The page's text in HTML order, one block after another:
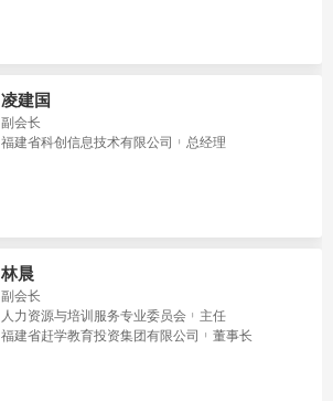
凌建国
副会长
福建省科创信息技术有限公司
总经理
林晨
副会长
人力资源与培训服务专业委员会
主任
福建省赶学教育投资集团有限公司
董事长